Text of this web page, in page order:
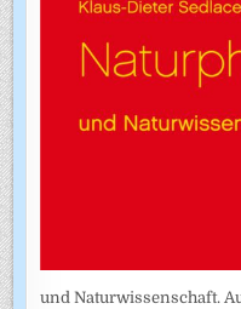
und Naturwissenschaft.